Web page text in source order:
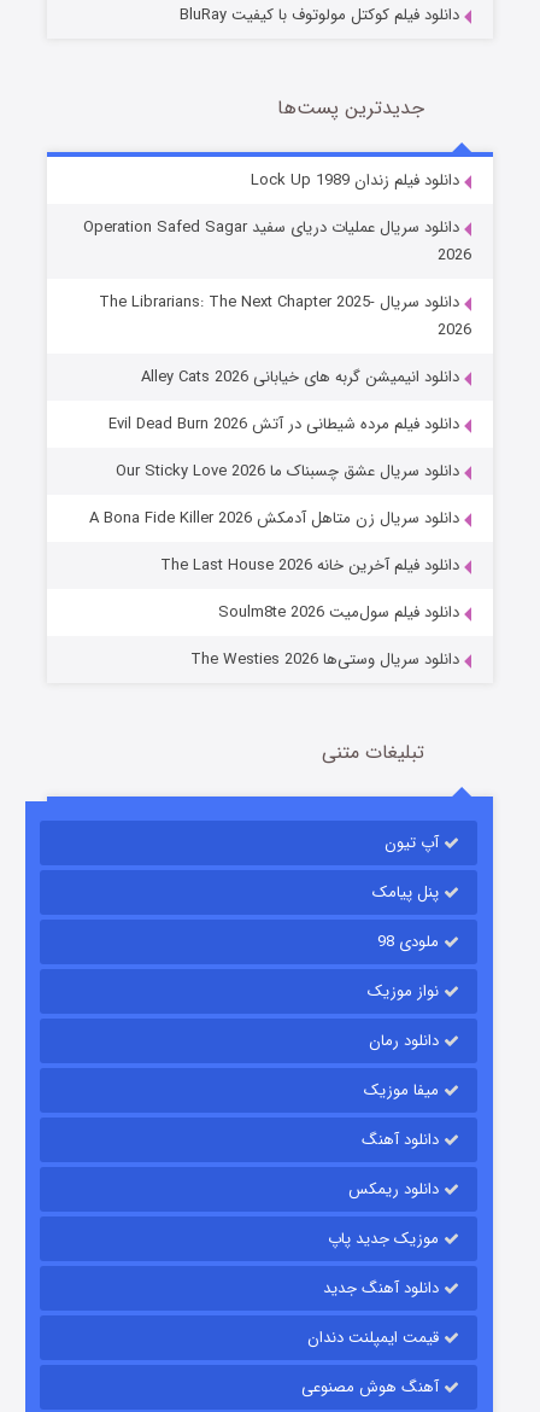
شوهر
عملیات آپارتمان
قسمت2 (زیرنویس) منتشر شد
قسمت
دانلود فیلم کوکتل مولوتوف با کیفیت BluRay
جدیدترین پست‌ها
دانلود فیلم زندان Lock Up 1989
دانلود سریال عملیات دریای سفید Operation Safed Sagar
2026
دانلود سریال The Librarians: The Next Chapter 2025-
2026
دانلود انیمیشن گربه های خیابانی Alley Cats 2026
دانلود فیلم مرده شیطانی در آتش Evil Dead Burn 2026
دانلود سریال عشق چسبناک ما Our Sticky Love 2026
دانلود سریال زن متاهل آدمکش A Bona Fide Killer 2026
دانلود فیلم آخرین خانه The Last House 2026
دانلود فیلم سول‌میت Soulm8te 2026
دانلود سریال وستی‌ها The Westies 2026
تبلیغات متنی
آپ تیون
پنل پیامک
ملودی 98
نواز موزیک
دانلود رمان
میفا موزیک
دانلود آهنگ
دانلود ریمکس
موزیک جدید پاپ
دانلود آهنگ جدید
قیمت ایمپلنت دندان
آهنگ هوش مصنوعی